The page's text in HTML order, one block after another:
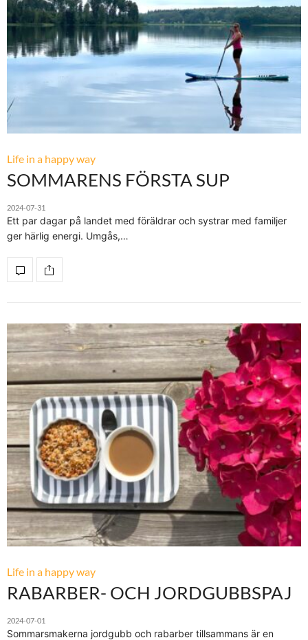
Life in a happy way
SOMMARENS FÖRSTA SUP
2024-07-31
Ett par dagar på landet med föräldrar och systrar med familjer
ger härlig energi. Umgås,…
Life in a happy way
RABARBER- OCH JORDGUBBSPAJ
2024-07-01
Sommarsmakerna jordgubb och rabarber tillsammans är en